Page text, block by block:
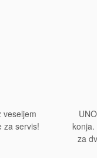
veseljem
za servis!
konja.
za